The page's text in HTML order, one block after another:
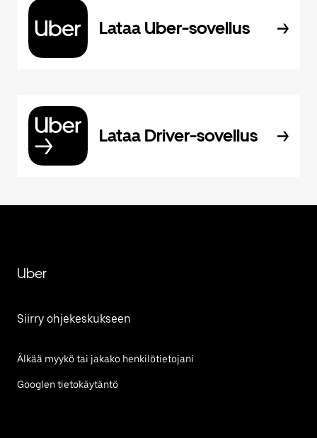
Lataa Uber-sovellus
Lataa Driver-sovellus
Uber
Siirry ohjekeskukseen
Älkää myykö tai jakako henkilötietojani
Googlen tietokäytäntö